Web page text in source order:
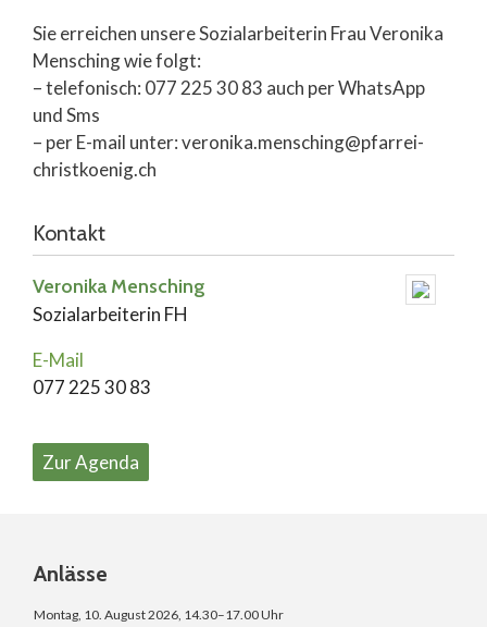
Sie erreichen unsere Sozialarbeiterin Frau Veronika
Mensching wie folgt:
– telefonisch: 077 225 30 83 auch per WhatsApp
und Sms
– per E-mail unter: veronika.mensching@pfarrei-
christkoenig.ch
Kontakt
Veronika Mensching
Sozialarbeiterin FH
E-Mail
077 225 30 83
Zur Agenda
Anlässe
Montag, 10. August 2026, 14.30–17.00 Uhr